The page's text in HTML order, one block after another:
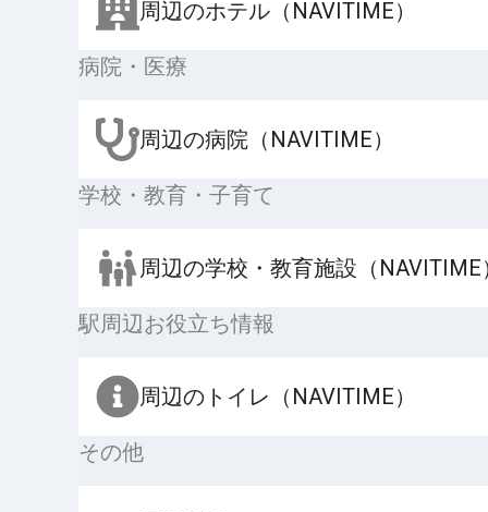
周辺のホテル（NAVITIME）
病院・医療
周辺の病院（NAVITIME）
学校・教育・子育て
周辺の学校・教育施設（NAVITIME
駅周辺お役立ち情報
周辺のトイレ（NAVITIME）
その他